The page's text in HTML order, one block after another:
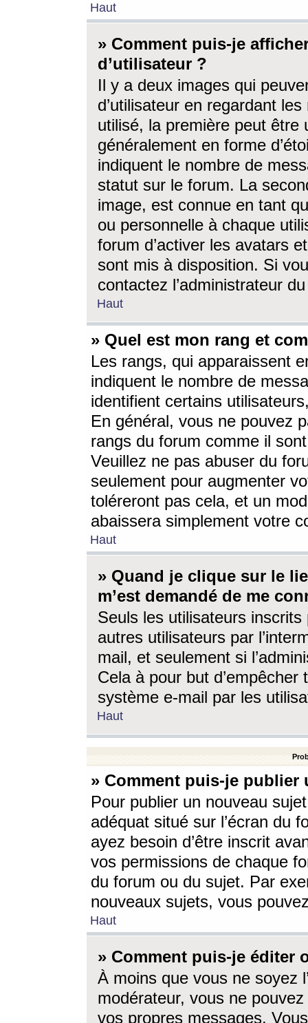
Haut
» Comment puis-je
d’utilisateur ?
Il y a deux images qui
d’utilisateur en regardant
utilisé, la première peut être
généralement en forme
indiquent le nombre de
statut sur le forum. La
image, est connue en tant
ou personnelle à chaque
forum d’activer les avatars
sont mis à disposition. Si
contactez l’administrateur
Haut
» Quel est mon rang et
Les rangs, qui apparaissent
indiquent le nombre de
identifient certains
En général, vous ne pouvez
rangs du forum comme il
Veuillez ne pas abuser du
seulement pour augmenter
toléreront pas cela, et un
abaissera simplement votre
Haut
» Quand je clique sur le
m’est demandé de me
Seuls les utilisateurs
autres utilisateurs par
mail, et seulement si
Cela à pour but
système e-mail par les
Haut
» Comment puis-je
Pour publier un nouveau
adéquat situé sur l’écran du
ayez besoin d’être inscrit
vos permissions de chaque
du forum ou du sujet. Par
nouveaux sujets, vous
Haut
» Comment puis-je éditer
À moins que vous ne soyez
modérateur, vous ne
vos propres messages.